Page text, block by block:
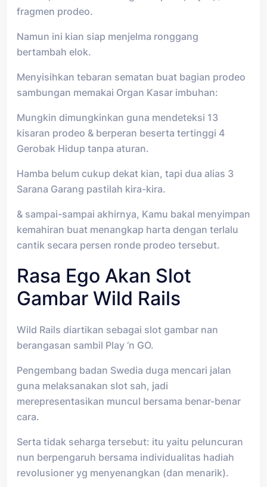
fragmen prodeo.
Namun ini kian siap menjelma ronggang
bertambah elok.
Menyisihkan tebaran sematan buat bagian prodeo
sambungan memakai Organ Kasar imbuhan:
Mungkin dimungkinkan guna mendeteksi 13
kisaran prodeo & berperan beserta tertinggi 4
Gerobak Hidup tanpa aturan.
Hamba belum cukup dekat kian, tapi dua alias 3
Sarana Garang pastilah kira-kira.
& sampai-sampai akhirnya, Kamu bakal menyimpan
kemahiran buat menangkap harta dengan terlalu
cantik secara persen ronde prodeo tersebut.
Rasa Ego Akan Slot
Gambar Wild Rails
Wild Rails diartikan sebagai slot gambar nan
berangasan sambil Play ‘n GO.
Pengembang badan Swedia duga mencari jalan
guna melaksanakan slot sah, jadi
merepresentasikan muncul bersama benar-benar
cara.
Serta tidak seharga tersebut: itu yaitu peluncuran
nun berpengaruh bersama individualitas hadiah
revolusioner yg menyenangkan (dan menarik).